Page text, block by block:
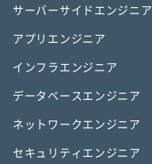
サーバーサイドエンジニア
アプリエンジニア
インフラエンジニア
データベースエンジニア
ネットワークエンジニア
セキュリティエンジニア